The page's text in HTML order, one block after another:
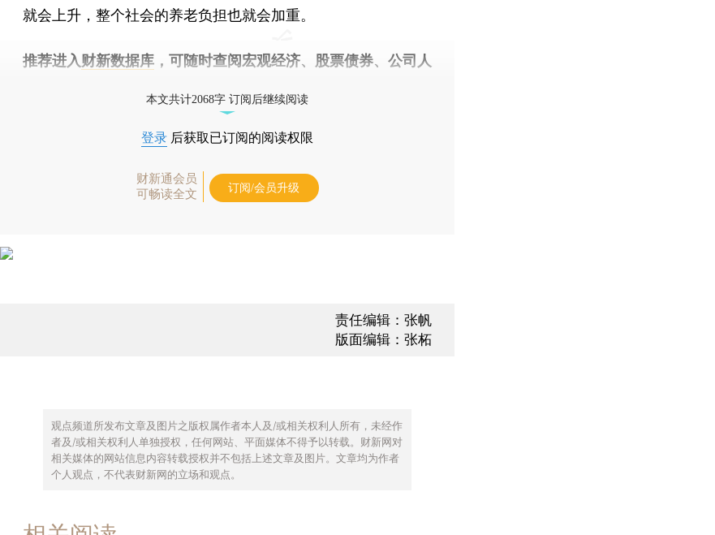
就会上升，整个社会的养老负担也就会加重。
推荐进入财新数据库 ，可随时查阅宏观经济、股票债券、公司人
本文共计2068字 订阅后继续阅读
登录 后获取已订阅的阅读权限
财新通会员
可畅读全文
订阅/会员升级
责任编辑：张帆
版面编辑：张柘
观点频道所发布文章及图片之版权属作者本人及/或相关权利人所有，未经作
者及/或相关权利人单独授权，任何网站、平面媒体不得予以转载。财新网对
相关媒体的网站信息内容转载授权并不包括上述文章及图片。文章均为作者
个人观点，不代表财新网的立场和观点。